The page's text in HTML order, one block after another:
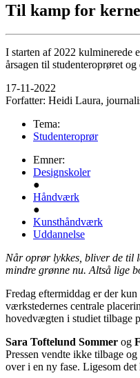
Til kamp for
I starten af 2022 kulminerede
årsagen til studenteroprøret
17-11-2022
Forfatter: Heidi Laura,
Tema:
Studenteroprør
Emner:
Designskoler
●
Håndværk
●
Kunsthåndværk
Uddannelse
Når oprør lykkes, bliver de til
mindre grønne nu. Altså lige
Fredag eftermiddag er der
værkstedernes centrale
hovedvægten i studiet tilbage
Sara Toftelund Sommer og
Pressen vendte ikke tilbage
over i en ny fase. Ligesom